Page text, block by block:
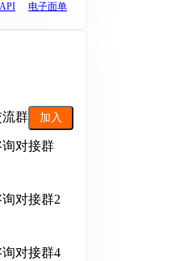
电子面单
群 加入
对接群
对接群2
对接群4